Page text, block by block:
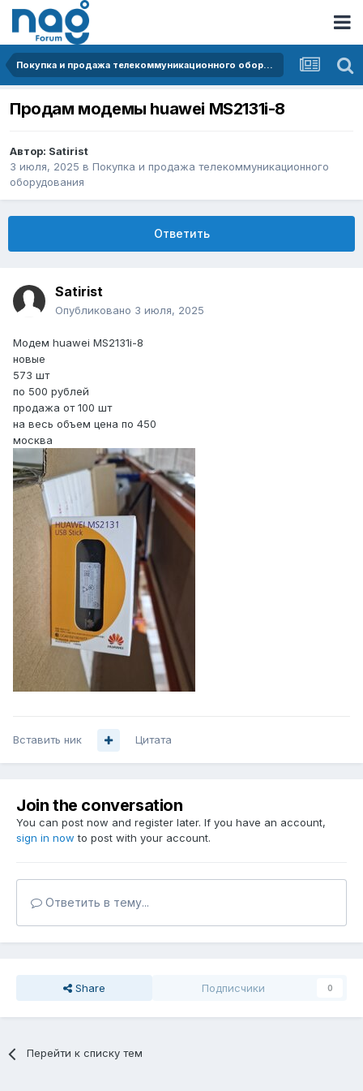
Покупка и продажа телекоммуникационного оборудования
Продам модемы huawei MS2131i-8
Автор: Satirist
3 июля, 2025 в Покупка и продажа телекоммуникационного
оборудования
Ответить
Satirist
Опубликовано 3 июля, 2025
Модем huawei MS2131i-8
новые
573 шт
по 500 рублей
продажа от 100 шт
на весь объем цена по 450
москва
Вставить ник Цитата
Join the conversation
You can post now and register later. If you have an account,
sign in now to post with your account.
Ответить в тему...
Share Подписчики 0
Перейти к списку тем